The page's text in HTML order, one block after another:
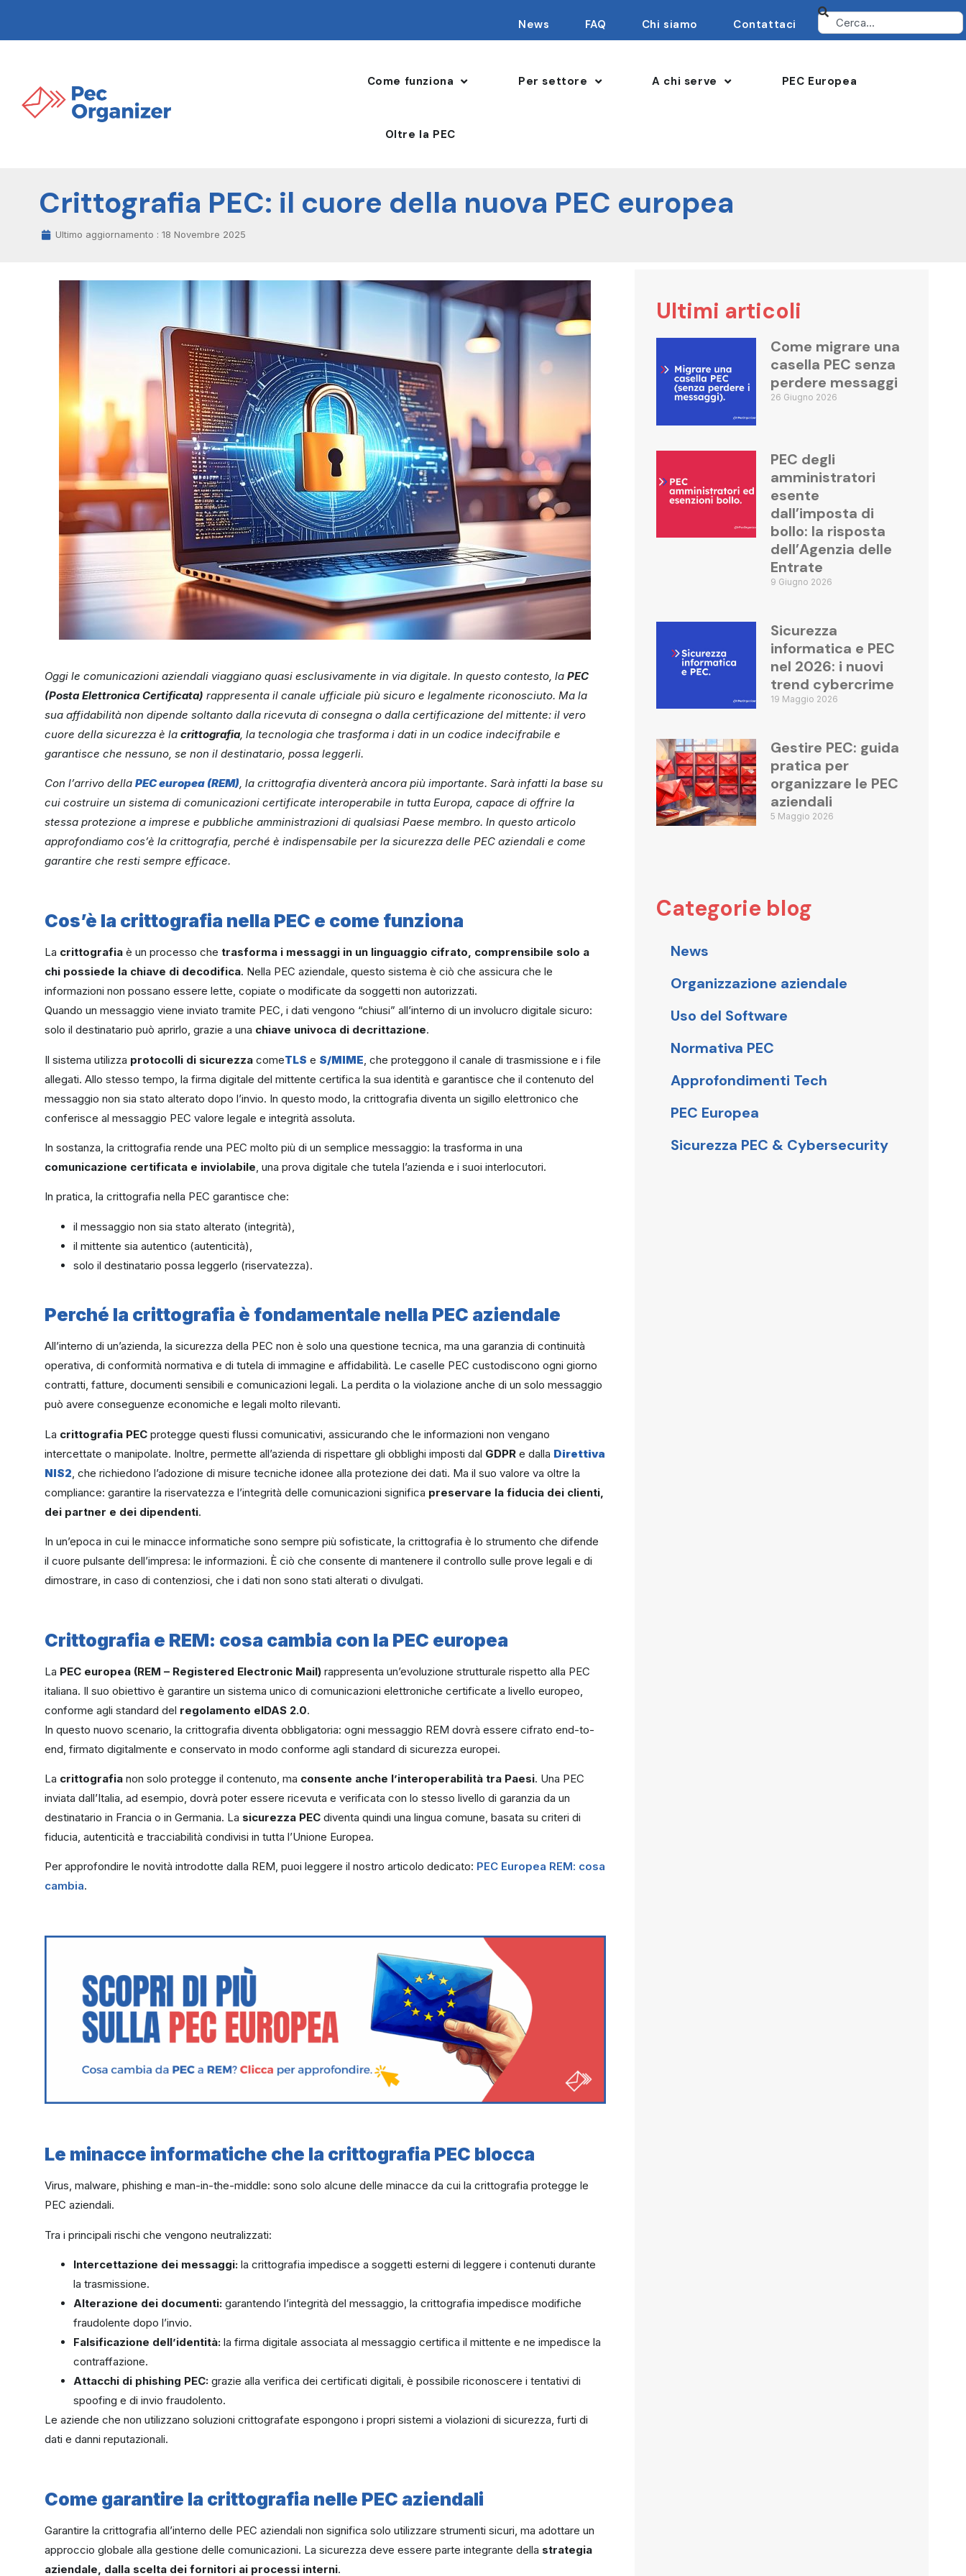
News FAQ Chi siamo Contattaci
Come funziona Per settore A chi serve PEC Europea
Oltre la PEC
Crittografia PEC: il cuore della nuova PEC europea
Ultimo aggiornamento : 18 Novembre 2025
Oggi le comunicazioni aziendali viaggiano quasi esclusivamente in via digitale. In questo contesto, la PEC
(Posta Elettronica Certificata) rappresenta il canale ufficiale più sicuro e legalmente riconosciuto. Ma la
sua affidabilità non dipende soltanto dalla ricevuta di consegna o dalla certificazione del mittente: il vero
cuore della sicurezza è la crittografia, la tecnologia che trasforma i dati in un codice indecifrabile e
garantisce che nessuno, se non il destinatario, possa leggerli.
Con l’arrivo della PEC europea (REM), la crittografia diventerà ancora più importante. Sarà infatti la base su
cui costruire un sistema di comunicazioni certificate interoperabile in tutta Europa, capace di offrire la
stessa protezione a imprese e pubbliche amministrazioni di qualsiasi Paese membro. In questo articolo
approfondiamo cos’è la crittografia, perché è indispensabile per la sicurezza delle PEC aziendali e come
garantire che resti sempre efficace.
Cos’è la crittografia nella PEC e come funziona
La crittografia è un processo che trasforma i messaggi in un linguaggio cifrato, comprensibile solo a
chi possiede la chiave di decodifica. Nella PEC aziendale, questo sistema è ciò che assicura che le
informazioni non possano essere lette, copiate o modificate da soggetti non autorizzati.
Quando un messaggio viene inviato tramite PEC, i dati vengono “chiusi” all’interno di un involucro digitale sicuro:
solo il destinatario può aprirlo, grazie a una chiave univoca di decrittazione.
Il sistema utilizza protocolli di sicurezza comeTLS e S/MIME , che proteggono il canale di trasmissione e i file
allegati. Allo stesso tempo, la firma digitale del mittente certifica la sua identità e garantisce che il contenuto del
messaggio non sia stato alterato dopo l’invio. In questo modo, la crittografia diventa un sigillo elettronico che
conferisce al messaggio PEC valore legale e integrità assoluta.
In sostanza, la crittografia rende una PEC molto più di un semplice messaggio: la trasforma in una
comunicazione certificata e inviolabile, una prova digitale che tutela l’azienda e i suoi interlocutori.
In pratica, la crittografia nella PEC garantisce che:
il messaggio non sia stato alterato (integrità),
il mittente sia autentico (autenticità),
solo il destinatario possa leggerlo (riservatezza).
Perché la crittografia è fondamentale nella PEC aziendale
All’interno di un’azienda, la sicurezza della PEC non è solo una questione tecnica, ma una garanzia di continuità
operativa, di conformità normativa e di tutela di immagine e affidabilità. Le caselle PEC custodiscono ogni giorno
contratti, fatture, documenti sensibili e comunicazioni legali. La perdita o la violazione anche di un solo messaggio
può avere conseguenze economiche e legali molto rilevanti.
La crittografia PEC protegge questi flussi comunicativi, assicurando che le informazioni non vengano
intercettate o manipolate. Inoltre, permette all’azienda di rispettare gli obblighi imposti dal GDPR e dalla Direttiva
NIS2 , che richiedono l’adozione di misure tecniche idonee alla protezione dei dati. Ma il suo valore va oltre la
compliance: garantire la riservatezza e l’integrità delle comunicazioni significa preservare la fiducia dei clienti,
dei partner e dei dipendenti.
In un’epoca in cui le minacce informatiche sono sempre più sofisticate, la crittografia è lo strumento che difende
il cuore pulsante dell’impresa: le informazioni. È ciò che consente di mantenere il controllo sulle prove legali e di
dimostrare, in caso di contenziosi, che i dati non sono stati alterati o divulgati.
Crittografia e REM: cosa cambia con la PEC europea
La PEC europea (REM – Registered Electronic Mail) rappresenta un’evoluzione strutturale rispetto alla PEC
italiana. Il suo obiettivo è garantire un sistema unico di comunicazioni elettroniche certificate a livello europeo,
conforme agli standard del regolamento eIDAS 2.0.
In questo nuovo scenario, la crittografia diventa obbligatoria: ogni messaggio REM dovrà essere cifrato end-to-
end, firmato digitalmente e conservato in modo conforme agli standard di sicurezza europei.
La crittografia non solo protegge il contenuto, ma consente anche l’interoperabilità tra Paesi. Una PEC
inviata dall’Italia, ad esempio, dovrà poter essere ricevuta e verificata con lo stesso livello di garanzia da un
destinatario in Francia o in Germania. La sicurezza PEC diventa quindi una lingua comune, basata su criteri di
fiducia, autenticità e tracciabilità condivisi in tutta l’Unione Europea.
Per approfondire le novità introdotte dalla REM, puoi leggere il nostro articolo dedicato: PEC Europea REM: cosa
cambia.
Le minacce informatiche che la crittografia PEC blocca
Virus, malware, phishing e man-in-the-middle: sono solo alcune delle minacce da cui la crittografia protegge le
PEC aziendali.
Tra i principali rischi che vengono neutralizzati:
Intercettazione dei messaggi: la crittografia impedisce a soggetti esterni di leggere i contenuti durante
la trasmissione.
Alterazione dei documenti: garantendo l’integrità del messaggio, la crittografia impedisce modifiche
fraudolente dopo l’invio.
Falsificazione dell’identità: la firma digitale associata al messaggio certifica il mittente e ne impedisce la
contraffazione.
Attacchi di phishing PEC: grazie alla verifica dei certificati digitali, è possibile riconoscere i tentativi di
spoofing e di invio fraudolento.
Le aziende che non utilizzano soluzioni crittografate espongono i propri sistemi a violazioni di sicurezza, furti di
dati e danni reputazionali.
Come garantire la crittografia nelle PEC aziendali
Garantire la crittografia all’interno delle PEC aziendali non significa solo utilizzare strumenti sicuri, ma adottare un
approccio globale alla gestione delle comunicazioni. La sicurezza deve essere parte integrante della strategia
aziendale, dalla scelta dei fornitori ai processi interni.
Ultimi articoli
Come migrare una
casella PEC senza
perdere messaggi
26 Giugno 2026
PEC degli
amministratori
esente
dall’imposta di
bollo: la risposta
dell’Agenzia delle
Entrate
9 Giugno 2026
Sicurezza
informatica e PEC
nel 2026: i nuovi
trend cybercrime
19 Maggio 2026
Gestire PEC: guida
pratica per
organizzare le PEC
aziendali
5 Maggio 2026
Categorie blog
News
Organizzazione aziendale
Uso del Software
Normativa PEC
Approfondimenti Tech
PEC Europea
Sicurezza PEC & Cybersecurity